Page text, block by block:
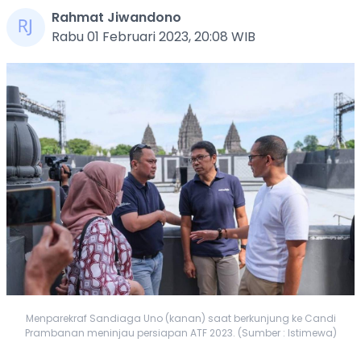
Rahmat Jiwandono
Rabu 01 Februari 2023, 20:08 WIB
Menparekraf Sandiaga Uno (kanan) saat berkunjung ke Candi
Prambanan meninjau persiapan ATF 2023. (Sumber : Istimewa)